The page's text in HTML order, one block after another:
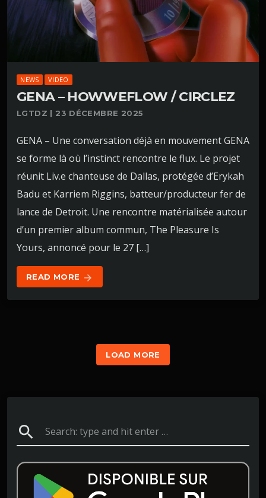
NEWS VIDEO
GENA – HOWWEFLOW / CIRCLEZ
LGTDZ | 23 DÉCEMBRE 2025
GENA – Une conversation déjà en mouvement GENA
se forme là où l’instinct rencontre le flux. Le projet
réunit Liv.e chanteuse de Dallas, protégée d’Erykah
Badu et Karriem Riggins, batteur/producteur fer de
lance de Detroit. Une rencontre matérialisée autour
d’un premier album commun, The Pleasure Is
Yours, annoncé pour le 27 […]
READ MORE arrow_forward
LOAD MORE
search